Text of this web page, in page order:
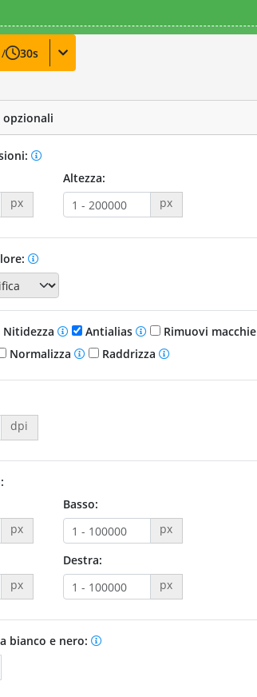
/ 30s
px
Altezza:
px
Nitidezza Antialias
Rimuovi macchie
Normalizza Raddrizza
dpi
px
Basso:
px
px
Destra:
px
bianco e nero: